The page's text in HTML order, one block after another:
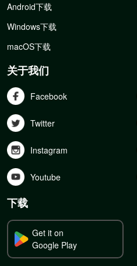
Android下载
Windows下载
macOS下载
关于我们
Facebook
Twitter
Instagram
Youtube
下载
Get it on
Google Play